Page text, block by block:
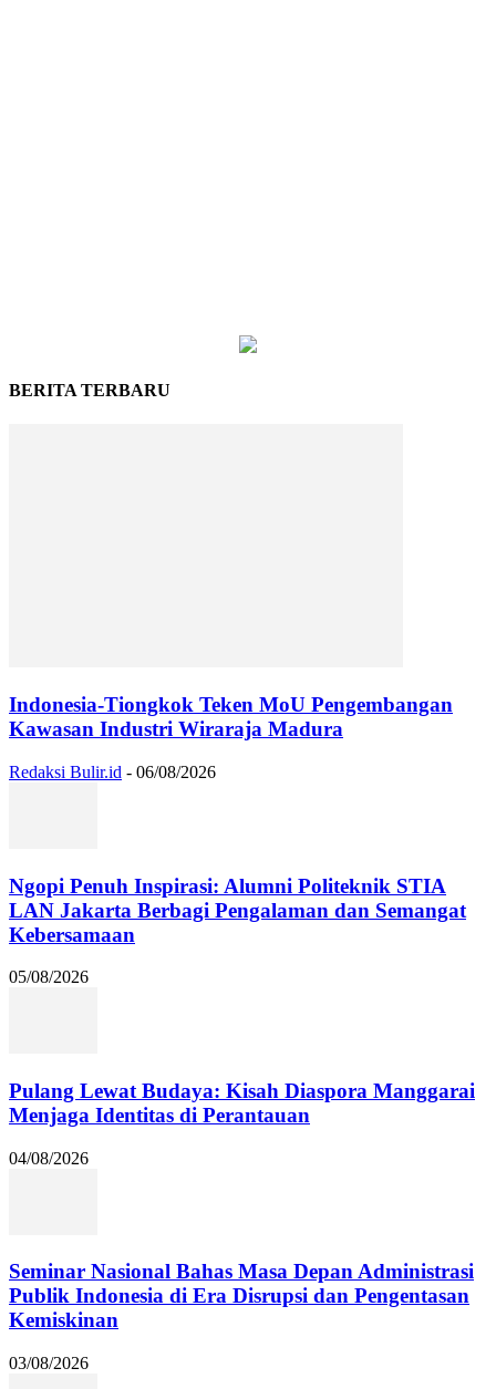
BERITA TERBARU
Indonesia-Tiongkok Teken MoU Pengembangan
Kawasan Industri Wiraraja Madura
Redaksi Bulir.id - 06/08/2026
Ngopi Penuh Inspirasi: Alumni Politeknik STIA
LAN Jakarta Berbagi Pengalaman dan Semangat
Kebersamaan
05/08/2026
Pulang Lewat Budaya: Kisah Diaspora Manggarai
Menjaga Identitas di Perantauan
04/08/2026
Seminar Nasional Bahas Masa Depan Administrasi
Publik Indonesia di Era Disrupsi dan Pengentasan
Kemiskinan
03/08/2026